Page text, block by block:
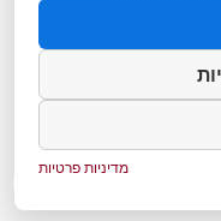
Webtopus בניית אתריםמדיניות פרטיות